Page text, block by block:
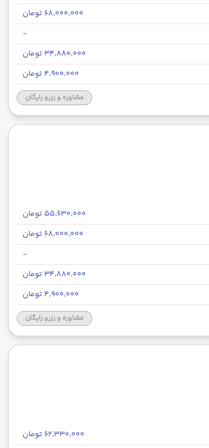
۶۸٬۰۰۰٬۰۰۰ تومان
-
۳۴٬۸۸۰٬۰۰۰ تومان
۴٬۹۰۰٬۰۰۰ تومان
مشاوره و رزرو رایگان
۵۵٬۶۳۰٬۰۰۰ تومان
۶۸٬۰۰۰٬۰۰۰ تومان
-
۳۴٬۸۸۰٬۰۰۰ تومان
۴٬۹۰۰٬۰۰۰ تومان
مشاوره و رزرو رایگان
۶۲٬۳۳۰٬۰۰۰ تومان